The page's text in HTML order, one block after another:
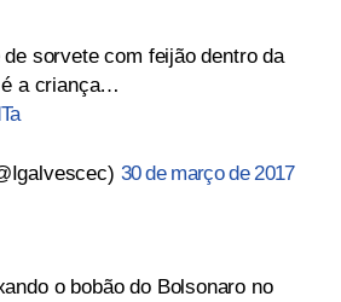
sorvete com feijão dentro da
é a criança…
30 de março de 2017
o bobão do Bolsonaro no